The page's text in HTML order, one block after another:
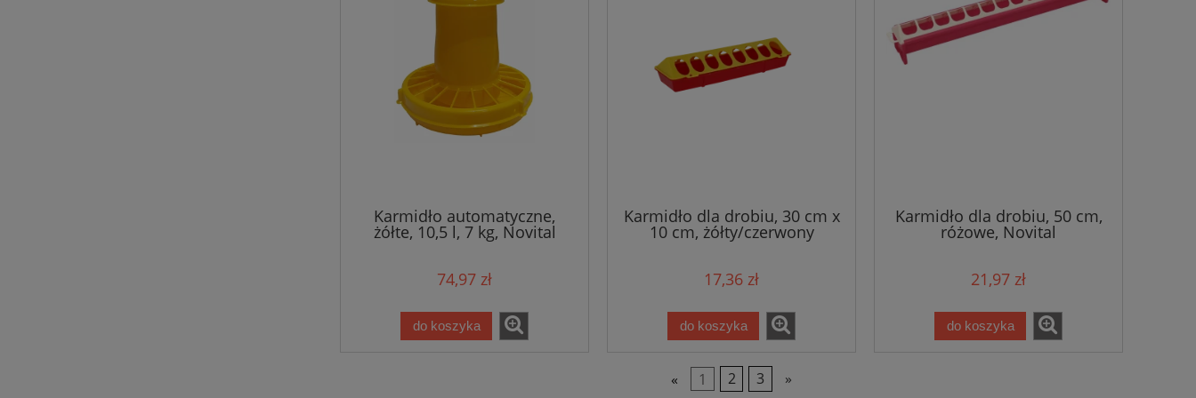
Karmidło automatyczne,
żółte, 10,5 l, 7 kg, Novital
74,97 zł
do koszyka
Karmidło dla drobiu, 30 cm x
10 cm, żółty/czerwony
17,36 zł
do koszyka
Karmidło dla drobiu, 50 cm,
różowe, Novital
21,97 zł
do koszyka
« 1 2 3 »